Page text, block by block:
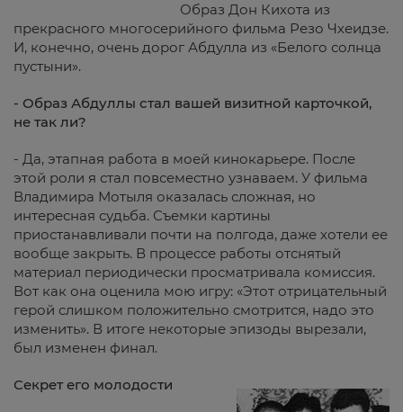
Образ Дон Кихота из
прекрасного многосерийного фильма Резо Чхеидзе.
И, конечно, очень дорог Абдулла из «Белого солнца
пустыни».
- Образ Абдуллы стал вашей визитной карточкой,
не так ли?
- Да, этапная работа в моей кинокарьере. После
этой роли я стал повсеместно узнаваем. У фильма
Владимира Мотыля оказалась сложная, но
интересная судьба. Съемки картины
приостанавливали почти на полгода, даже хотели ее
вообще закрыть. В процессе работы отснятый
материал периодически просматривала комиссия.
Вот как она оценила мою игру: «Этот отрицательный
герой слишком положительно смотрится, надо это
изменить». В итоге некоторые эпизоды вырезали,
был изменен финал.
Секрет его молодости